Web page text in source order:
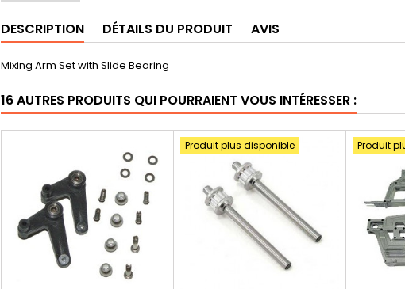
DESCRIPTION DÉTAILS DU PRODUIT AVIS
Mixing Arm Set with Slide Bearing
16 AUTRES PRODUITS QUI POURRAIENT VOUS INTÉRESSER :
Produit plus disponible Produit